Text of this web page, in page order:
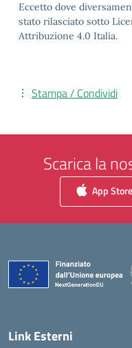
Eccetto dove
stato rilasciato sotto
Attribuzione 4.0 Italia.
Stampa / Condividi
Scarica la
App Store
Link Esterni